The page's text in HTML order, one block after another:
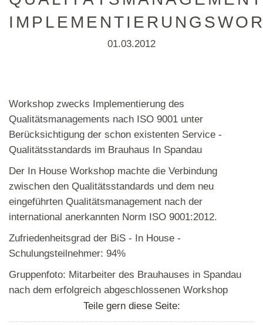
01.03.2012
Workshop zwecks Implementierung des
Qualitätsmanagements nach ISO 9001 unter
Berücksichtigung der schon existenten Service -
Qualitätsstandards im Brauhaus In Spandau
Der In House Workshop machte die Verbindung
zwischen den Qualitätsstandards und dem neu
eingeführten Qualitätsmanagement nach der
international anerkannten Norm ISO 9001:2012.
Zufriedenheitsgrad der BiS - In House -
Schulungsteilnehmer: 94%
Gruppenfoto: Mitarbeiter des Brauhauses in Spandau
nach dem erfolgreich abgeschlossenen Workshop
Teile gern diese Seite: